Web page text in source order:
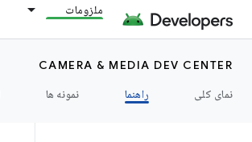
ملزومات
CAMERA & MEDIA DEV CENTER
نمای کلی
راهنما نمونه ها